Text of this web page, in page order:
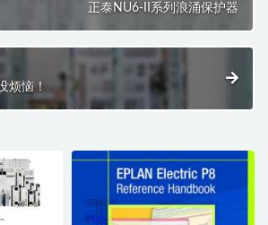
正泰NU6-II系列浪涌保护器
烦恼！